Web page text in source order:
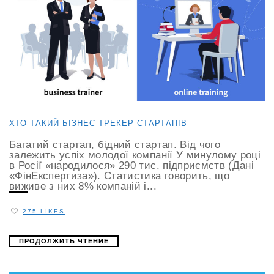
ХТО ТАКИЙ БІЗНЕС ТРЕКЕР СТАРТАПІВ
Багатий стартап, бідний стартап. Від чого
залежить успіх молодої компанії У минулому році
в Росії «народилося» 290 тис. підприємств (Дані
«ФінЕкспертиза»). Статистика говорить, що
виживе з них 8% компаній і...
275 LIKES
ПРОДОЛЖИТЬ ЧТЕНИЕ